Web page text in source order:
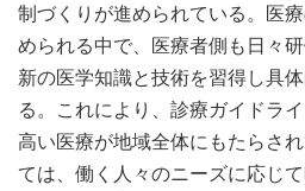
制づくりが進められている。医
められる中で、医療者側も日々
新の医学知識と技術を習得し具
る。これにより、診療ガイドラ
高い医療が地域全体にもたらさ
ては、働く人々のニーズに応じ